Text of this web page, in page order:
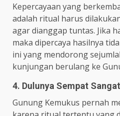
Kepercayaan yang
adalah ritual harus
agar dianggap tuntas. Jika
maka dipercaya hasilnya
ini yang mendorong
kunjungan berulang ke
4. Dulunya Sempat
Gunung Kemukus pernah